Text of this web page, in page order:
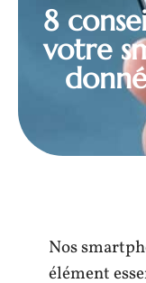
8
votre
Nos
élément